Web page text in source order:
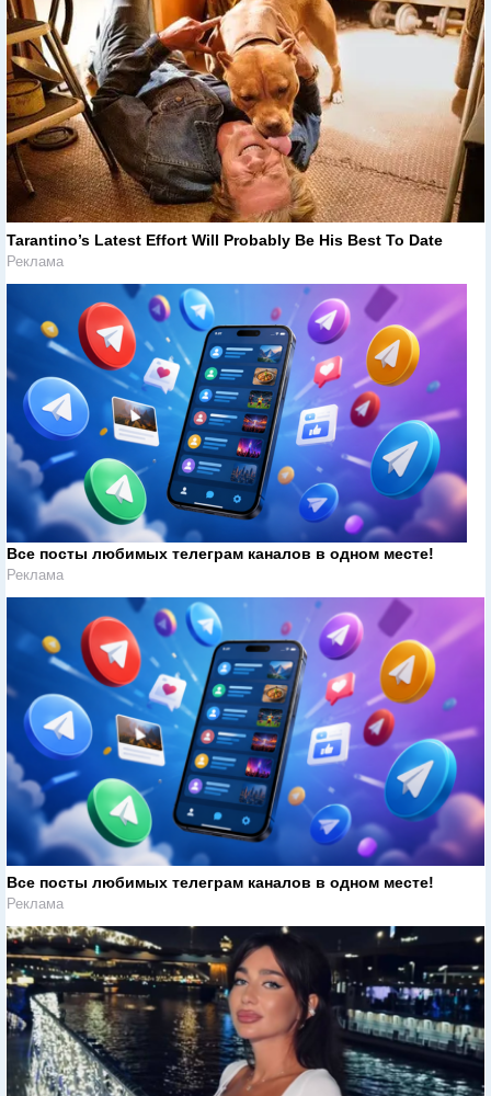
Tarantino’s Latest Effort Will Probably Be His Best To Date
Реклама
Все посты любимых телеграм каналов в одном месте!
Реклама
Все посты любимых телеграм каналов в одном месте!
Реклама